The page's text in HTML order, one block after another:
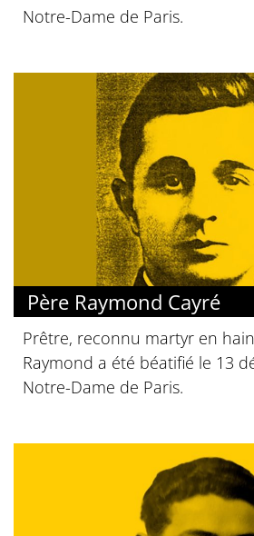
Notre-Dame de Paris.
Père Raymond Cayré
Prêtre, reconnu martyr en
Raymond a été béatifié le 13
Notre-Dame de Paris.